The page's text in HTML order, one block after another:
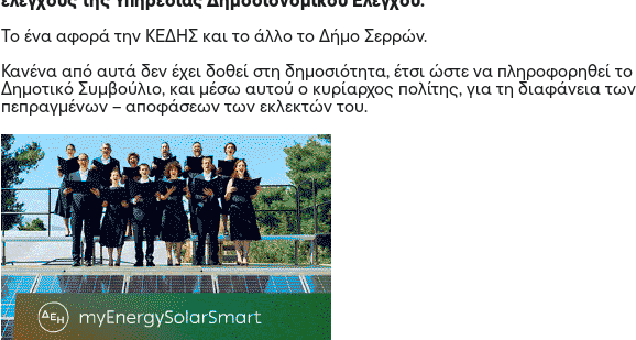
Το ένα αφορά την ΚΕΔΗΣ και το άλλο το Δήμο Σερρών.
Κανένα από αυτά δεν έχει δοθεί στη δημοσιότητα, έτσι ώστε να πληροφορηθεί το
Δημοτικό Συμβούλιο, και μέσω αυτού ο κυρίαρχος πολίτης, για τη διαφάνεια των
πεπραγμένων – αποφάσεων των εκλεκτών του.